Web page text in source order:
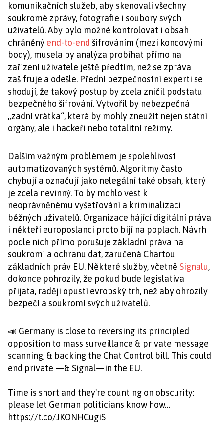
komunikačních služeb, aby skenovali všechny
soukromé zprávy, fotografie i soubory svých
uživatelů. Aby bylo možné kontrolovat i obsah
chráněný end-to-end šifrováním (mezi koncovými
body), musela by analýza probíhat přímo na
zařízení uživatele ještě předtím, než se zpráva
zašifruje a odešle. Přední bezpečnostní experti se
shodují, že takový postup by zcela zničil podstatu
bezpečného šifrování. Vytvořil by nebezpečná
„zadní vrátka“, která by mohly zneužít nejen státní
orgány, ale i hackeři nebo totalitní režimy.
Dalším vážným problémem je spolehlivost
automatizovaných systémů. Algoritmy často
chybují a označují jako nelegální také obsah, který
je zcela nevinný. To by mohlo vést k
neoprávněnému vyšetřování a kriminalizaci
běžných uživatelů. Organizace hájící digitální práva
i někteří europoslanci proto bijí na poplach. Návrh
podle nich přímo porušuje základní práva na
soukromí a ochranu dat, zaručená Chartou
základních práv EU. Některé služby, včetně Signalu,
dokonce pohrozily, že pokud bude legislativa
přijata, raději opustí evropský trh, než aby ohrozily
bezpečí a soukromí svých uživatelů.
📣 Germany is close to reversing its principled
opposition to mass surveillance & private message
scanning, & backing the Chat Control bill. This could
end private —& Signal—in the EU.
Time is short and they're counting on obscurity:
please let German politicians know how…
https://t.co/JKONHCugiS